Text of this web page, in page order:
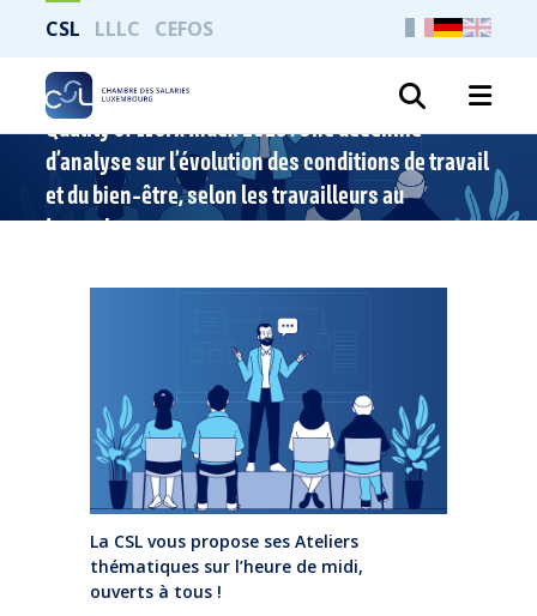
CSL LLLC CEFOS
Quality of Work Index 2023 : Une décennie
d’analyse sur l’évolution des conditions de travail
et du bien-être, selon les travailleurs au
Luxembourg
La CSL vous propose ses Ateliers
thématiques sur l’heure de midi,
ouverts à tous !